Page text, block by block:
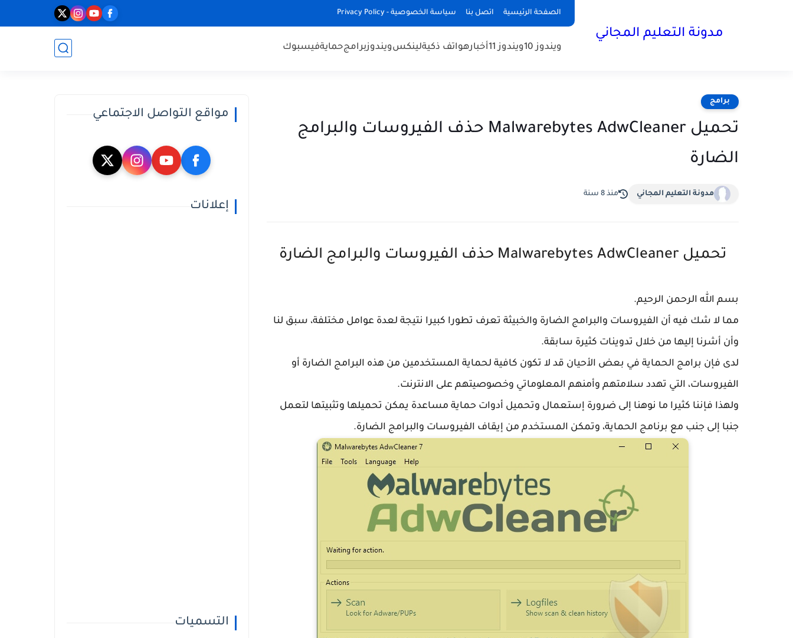
الصفحة الرئيسية اتصل بنا سياسة الخصوصية - Privacy Policy
مدونة التعليم المجاني
ويندوز 10 ويندوز 11 أخبارهواتف ذكيةلينكسويندوزبرامجحمايةفيسبوك
برامج
تحميل Malwarebytes AdwCleaner حذف الفيروسات والبرامج
الضارة
مدونة التعليم المجاني منذ 8 سنة
تحميل Malwarebytes AdwCleaner حذف الفيروسات والبرامج الضارة
بسم الله الرحمن الرحيم.
مما لا شك فيه أن الفيروسات والبرامج الضارة والخبيثة تعرف تطورا كبيرا نتيجة لعدة عوامل مختلفة، سبق لنا
وأن أشرنا إليها من خلال تدوينات كثيرة سابقة.
لدى فإن برامج الحماية في بعض الأحيان قد لا تكون كافية لحماية المستخدمين من هذه البرامج الضارة أو
الفيروسات، التي تهدد سلامتهم وأمنهم المعلوماتي وخصوصيتهم على الانترنت.
ولهذا فإننا كثيرا ما نوهنا إلى ضرورة إستعمال وتحميل أدوات حماية مساعدة يمكن تحميلها وتثبيتها لتعمل
جنبا إلى جنب مع برنامج الحماية، وتمكن المستخدم من إيقاف الفيروسات والبرامج الضارة.
مواقع التواصل الاجتماعي
إعلانات
التسميات